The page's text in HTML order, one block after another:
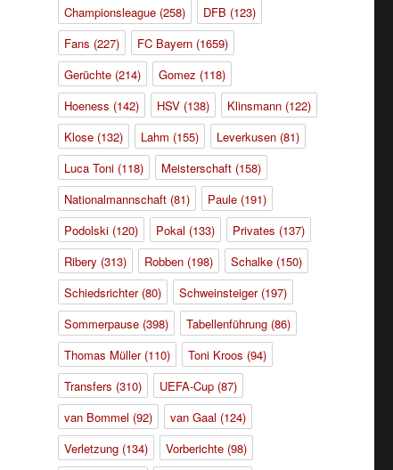
Championsleague(258) DFB (123)
Fans (227) FC Bayern(1659)
Gerüchte(214) Gomez (118)
Hoeness (142) HSV(138) Klinsmann(122)
Klose(132) Lahm (155) Leverkusen(81)
Luca Toni(118) Meisterschaft(158)
Nationalmannschaft(81) Paule(191)
Podolski(120) Pokal (133) Privates (137)
Ribery (313) Robben(198) Schalke(150)
Schiedsrichter(80) Schweinsteiger(197)
Sommerpause(398) Tabellenführung(86)
Thomas Müller(110) Toni Kroos (94)
Transfers (310) UEFA-Cup(87)
van Bommel (92) van Gaal (124)
Verletzung(134) Vorberichte(98)